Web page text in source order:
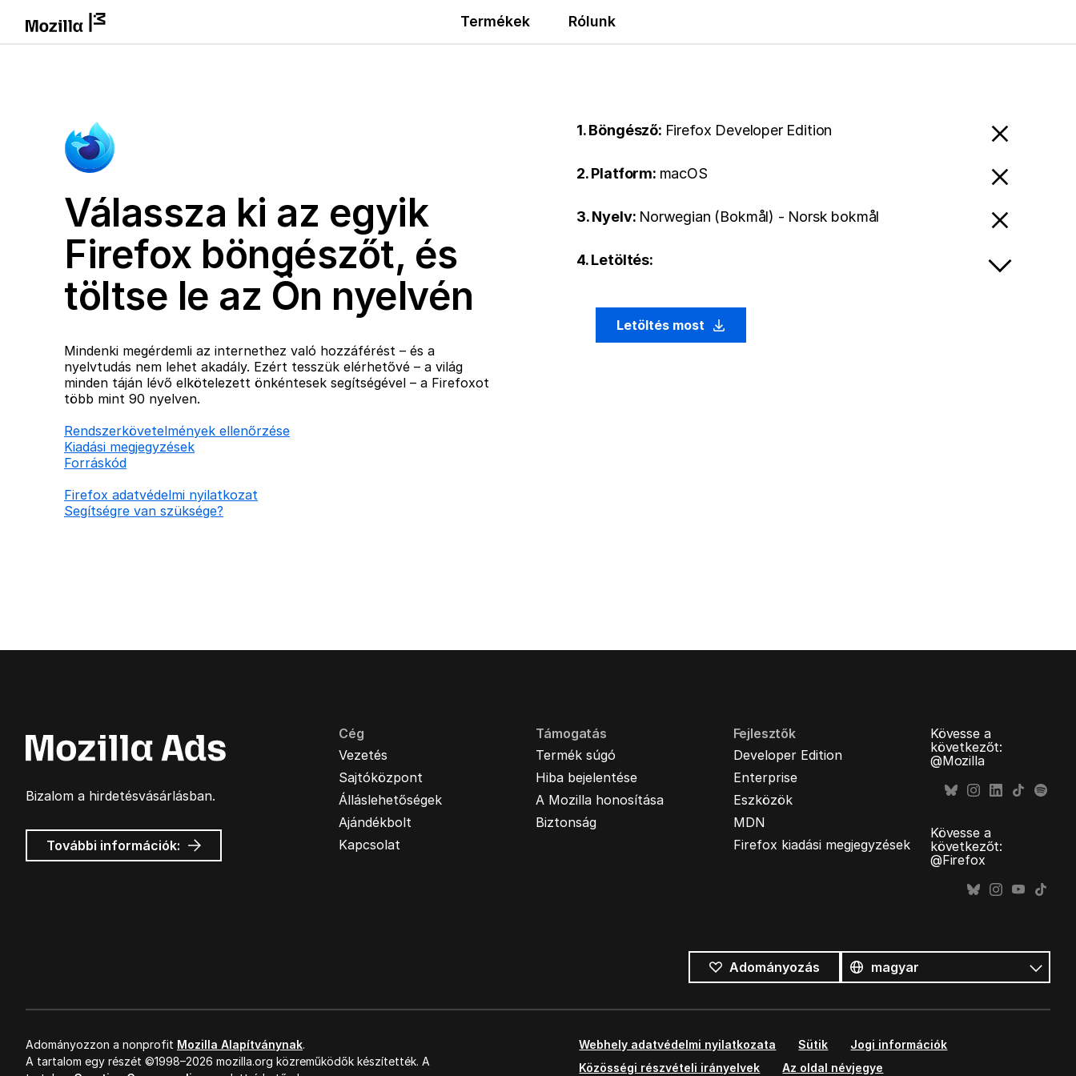
Termékek Rólunk
Válassza ki az egyik
Firefox böngészőt, és
töltse le az Ön nyelvén
Mindenki megérdemli az internethez való hozzáférést – és a
nyelvtudás nem lehet akadály. Ezért tesszük elérhetővé – a világ
minden táján lévő elkötelezett önkéntesek segítségével – a Firefoxot
több mint 90 nyelven.
Rendszerkövetelmények ellenőrzése
Kiadási megjegyzések
Forráskód
Firefox adatvédelmi nyilatkozat
Segítségre van szüksége?
1. Böngésző: Firefox Developer Edition
2. Platform: macOS
3. Nyelv: Norwegian (Bokmål) - Norsk bokmål
4. Letöltés:
Letöltés most
Bizalom a hirdetésvásárlásban.
További információk: Mozilla
hirdetések
Cég
Vezetés
Sajtóközpont
Álláslehetőségek
Ajándékbolt
Kapcsolat
Támogatás
Termék súgó
Hiba bejelentése
A Mozilla honosítása
Biztonság
Fejlesztők
Developer Edition
Enterprise
Eszközök
MDN
Firefox kiadási megjegyzések
Kövesse a
következőt:
@Mozilla
Kövesse a
következőt:
@Firefox
Adományozás
nyelv
Nyelv
Adományozzon a nonprofit Mozilla Alapítványnak.
A tartalom egy részét ©1998–2026 mozilla.org közreműködők készítették. A
Webhely adatvédelmi nyilatkozata Sütik
Jogi információk
Közösségi részvételi irányelvek
Az oldal névjegye